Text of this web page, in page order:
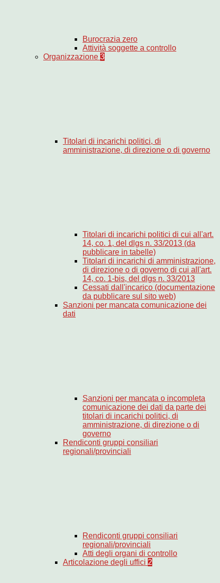
Burocrazia zero
Attività soggette a controllo
Organizzazione 3
Titolari di incarichi politici, di
amministrazione, di direzione o di governo
Titolari di incarichi politici di cui all'art.
14, co. 1, del dlgs n. 33/2013 (da
pubblicare in tabelle)
Titolari di incarichi di amministrazione,
di direzione o di governo di cui all'art.
14, co. 1-bis, del dlgs n. 33/2013
Cessati dall'incarico (documentazione
da pubblicare sul sito web)
Sanzioni per mancata comunicazione dei
dati
Sanzioni per mancata o incompleta
comunicazione dei dati da parte dei
titolari di incarichi politici, di
amministrazione, di direzione o di
governo
Rendiconti gruppi consiliari
regionali/provinciali
Rendiconti gruppi consiliari
regionali/provinciali
Atti degli organi di controllo
Articolazione degli uffici 2